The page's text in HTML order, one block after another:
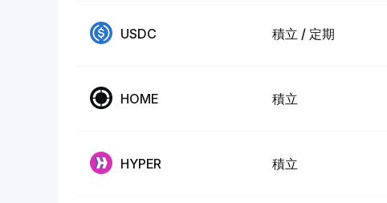
USDC 積立 / 定期
HOME 積立
HYPER 積立